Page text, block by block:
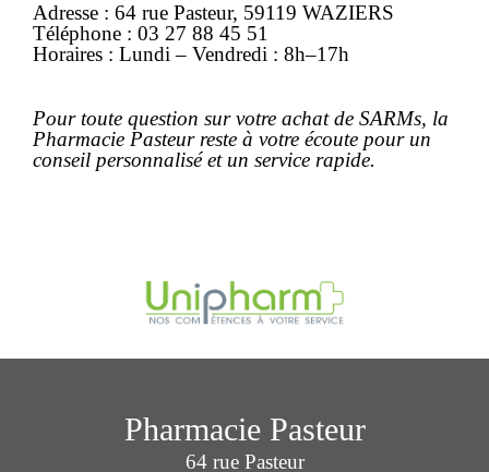
Adresse : 64 rue Pasteur, 59119 WAZIERS
Téléphone : 03 27 88 45 51
Horaires : Lundi – Vendredi : 8h–17h
Pour toute question sur votre achatde SARMs, la
Pharmacie Pasteur reste à votre écoute pour un
conseil personnalisé et un service rapide.
Pharmacie Pasteur
64 rue Pasteur